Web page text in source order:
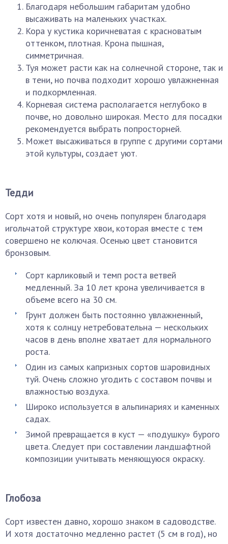
Благодаря небольшим габаритам удобно
высаживать на маленьких участках.
Кора у кустика коричневатая с красноватым
оттенком, плотная. Крона пышная,
симметричная.
Туя может расти как на солнечной стороне, так и
в тени, но почва подходит хорошо увлажненная
и подкормленная.
Корневая система располагается неглубоко в
почве, но довольно широкая. Место для посадки
рекомендуется выбрать попросторней.
Может высаживаться в группе с другими сортами
этой культуры, создает уют.
Тедди
Сорт хотя и новый, но очень популярен благодаря
игольчатой структуре хвои, которая вместе с тем
совершено не колючая. Осенью цвет становится
бронзовым.
Сорт карликовый и темп роста ветвей
медленный. За 10 лет крона увеличивается в
объеме всего на 30 см.
Грунт должен быть постоянно увлажненный,
хотя к солнцу нетребовательна — нескольких
часов в день вполне хватает для нормального
роста.
Один из самых капризных сортов шаровидных
туй. Очень сложно угодить с составом почвы и
влажностью воздуха.
Широко используется в альпинариях и каменных
садах.
Зимой превращается в куст — «подушку» бурого
цвета. Следует при составлении ландшафтной
композиции учитывать меняющуюся окраску.
Глобоза
Сорт известен давно, хорошо знаком в садоводстве.
И хотя достаточно медленно растет (5 см в год), но